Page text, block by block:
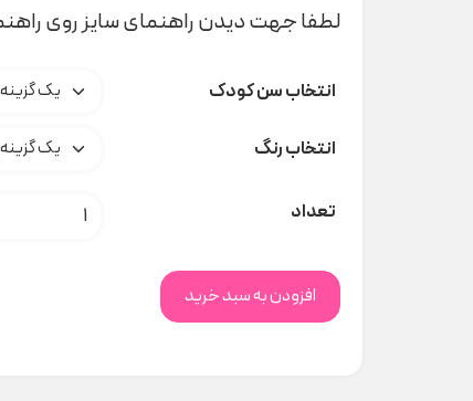
لطفا جهت دیدن راهنمای سایز روی
انتخاب سن کودک
انتخاب رنگ
تعداد پک تیشرت lupilu کد A000144 عدد
افزودن به سبد خرید